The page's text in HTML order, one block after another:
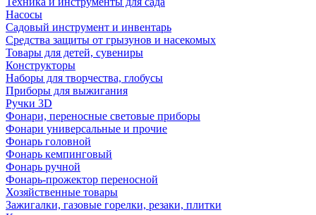
Насосы
Садовый инструмент и инвентарь
Средства защиты от грызунов и насекомых
Товары для детей, сувениры
Конструкторы
Наборы для творчества, глобусы
Приборы для выжигания
Ручки 3D
Фонари, переносные световые приборы
Фонари универсальные и прочие
Фонарь головной
Фонарь кемпинговый
Фонарь ручной
Фонарь-прожектор переносной
Хозяйственные товары
Зажигалки, газовые горелки, резаки, плитки